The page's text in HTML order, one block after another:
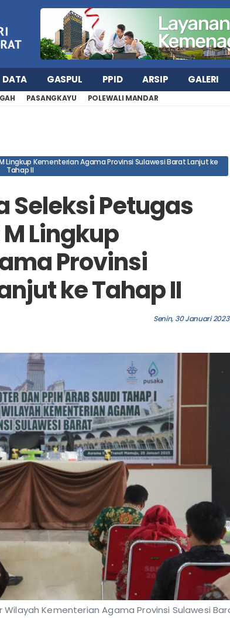
DATA GASPUL PPID ARSIP GALERI
PASANGKAYU POLEWALI MANDAR
Lingkup Kementerian Agama Provinsi Sulawesi Barat Lanjut ke
Tahap II
Seleksi Petugas
Lingkup
Provinsi
ke Tahap II
Senin, 30 Januari 2023
Wilayah Kementerian Agama Provinsi Sulawesi